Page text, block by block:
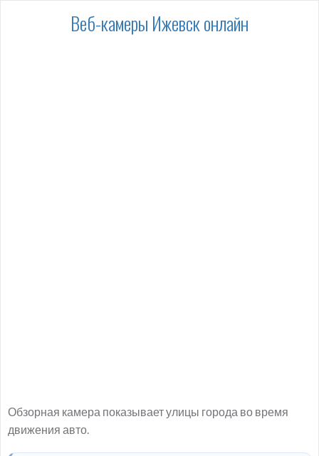
Веб-камеры Ижевск онлайн
Обзорная камера показывает улицы города во время
движения авто.